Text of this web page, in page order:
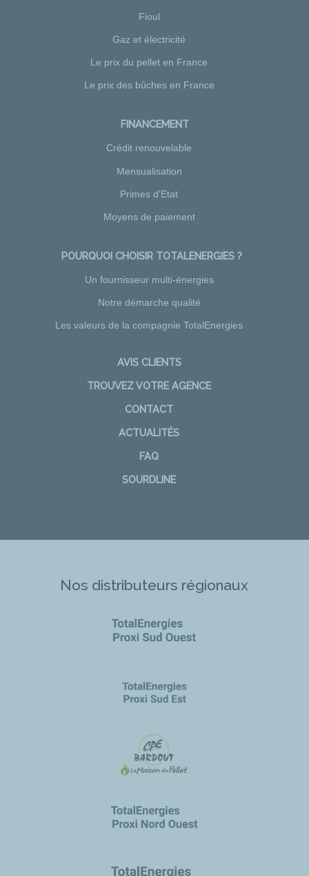
Fioul
Gaz et électricité
Le prix du pellet en France
Le prix des bûches en France
FINANCEMENT
Crédit renouvelable
Mensualisation
Primes d'Etat
Moyens de paiement
POURQUOI CHOISIR TOTALENERGIES ?
Un fournisseur multi-énergies
Notre démarche qualité
Les valeurs de la compagnie TotalEnergies
AVIS CLIENTS
TROUVEZ VOTRE AGENCE
CONTACT
ACTUALITÉS
FAQ
SOURDLINE
Nos distributeurs régionaux